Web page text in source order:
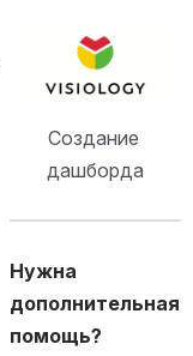
Открыть файл «»
Создание
дашборда
Нужна
дополнительная
помощь?